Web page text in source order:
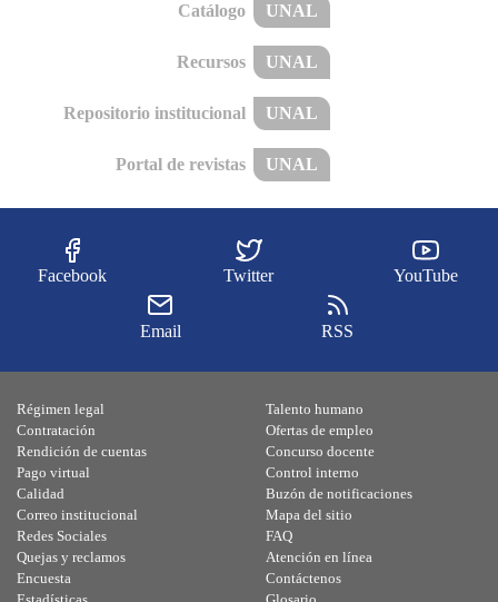
Catálogo UNAL
Recursos UNAL
Repositorio institucional UNAL
Portal de revistas UNAL
Facebook Twitter YouTube
Email RSS
Régimen legal
Contratación
Rendición de cuentas
Pago virtual
Calidad
Talento humano
Ofertas de empleo
Concurso docente
Control interno
Buzón de notificaciones
Correo institucional
Redes Sociales
Quejas y reclamos
Encuesta
Mapa del sitio
FAQ
Atención en línea
Contáctenos